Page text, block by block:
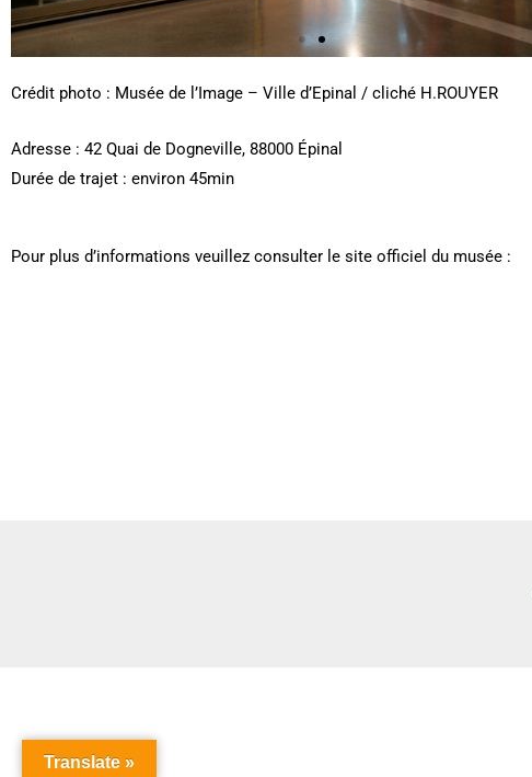
Crédit photo : Musée de l’Image – Ville d’Epinal / cliché H.ROUYER
Adresse : 42 Quai de Dogneville, 88000 Épinal
Durée de trajet : environ 45min
Pour plus d’informations veuillez consulter le site officiel du musée :
Translate »